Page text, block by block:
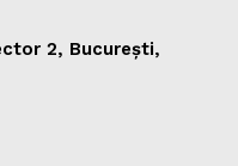
2, București,